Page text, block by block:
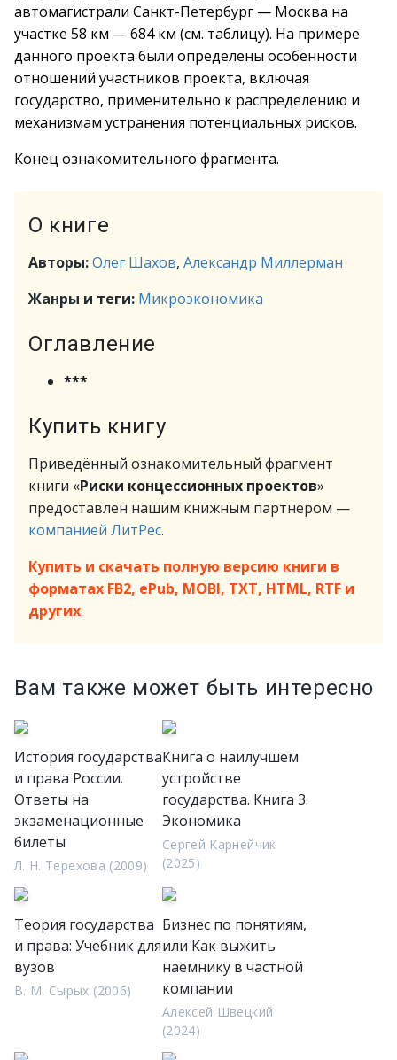
автомагистрали Санкт-Петербург — Москва на
участке 58 км — 684 км (см. таблицу). На примере
данного проекта были определены особенности
отношений участников проекта, включая
государство, применительно к распределению и
механизмам устранения потенциальных рисков.
Конец ознакомительного фрагмента.
О книге
Авторы:Олег Шахов, Александр Миллерман
Жанры и теги: Микроэкономика
Оглавление
***
Купить книгу
Приведённый ознакомительный фрагмент
книги «Риски концессионных проектов»
предоставлен нашим книжным партнёром —
компанией ЛитРес.
Купить и скачать полную версию книги в
форматах FB2, ePub, MOBI, TXT, HTML, RTF и
других
Вам также может быть интересно
История государства
и права России.
Ответы на
экзаменационные
билеты
Л. Н. Терехова (2009)
Книга о наилучшем
устройстве
государства. Книга 3.
Экономика
Сергей Карнейчик
(2025)
Теория государства
и права: Учебник для
вузов
В. М. Сырых (2006)
Бизнес по понятиям,
или Как выжить
наемнику в частной
компании
Алексей Швецкий
(2024)